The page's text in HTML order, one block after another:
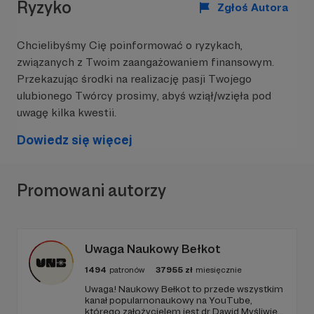
Widzimy, że to, co robimy, spotyka się z ogromem
zrozumienia, entuzjazmu i życzliwości. Spływają
do nas dobre słowa od dziewczynek, nauczycielek
i nauczycieli, rodziców czy opiekunów. Tego
wszystkiego nie byłoby bez pomocy Patronek i
którzy finansują nasze projekty społeczne i
W Polsce żyje prawie
które jeszcze wierzą, że są mądre, i piękne, i mają
MOC. Z wiekiem dowiadują się, że wiele spraw
NIE JEST DLA DZIEWCZYN. W naszym kraju
Ryzyko Zgłoś Autora
Chcielibyśmy Cię poinformować o ryzykach,
związanych z Twoim zaangażowaniem finansowym.
Przekazując środki na realizację pasji Twojego
ulubionego Twórcy prosimy, abyś wziął/wzięła pod
uwagę kilka kwestii.
Dowiedz się więcej
Promowani autorzy
Uwaga Naukowy Bełkot
1494 patronów 37955 zł miesięcznie
Uwaga! Naukowy Bełkot to przede wszystkim
kanał popularnonaukowy na YouTube,
którego założycielem jest dr Dawid Myśliwiec.